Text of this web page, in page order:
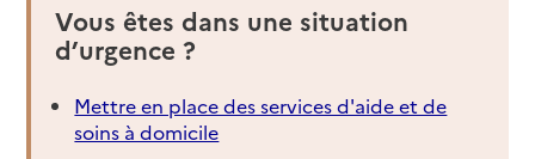
Vous êtes dans une situation
d’urgence ?
Mettre en place des services d'aide et de
soins à domicile